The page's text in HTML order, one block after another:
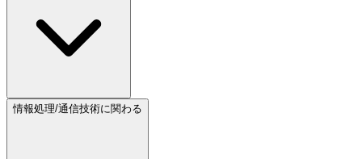
情報処理/通信技術に関わる